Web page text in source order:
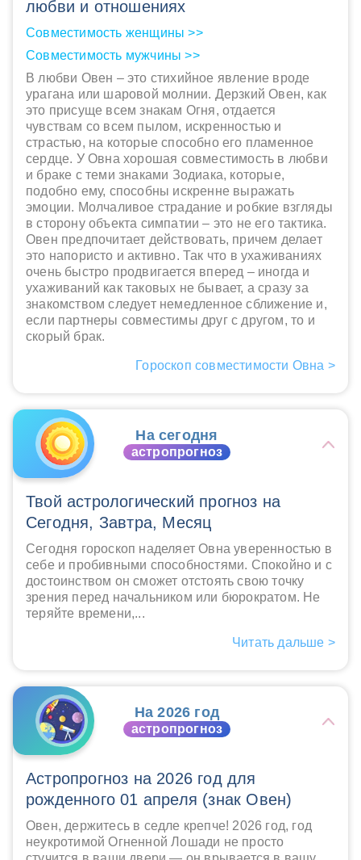
любви и отношениях
Совместимость женщины >>
Совместимость мужчины >>
В любви Овен – это стихийное явление вроде
урагана или шаровой молнии. Дерзкий Овен, как
это присуще всем знакам Огня, отдается
чувствам со всем пылом, искренностью и
страстью, на которые способно его пламенное
сердце. У Овна хорошая совместимость в любви
и браке с теми знаками Зодиака, которые,
подобно ему, способны искренне выражать
эмоции. Молчаливое страдание и робкие взгляды
в сторону объекта симпатии – это не его тактика.
Овен предпочитает действовать, причем делает
это напористо и активно. Так что в ухаживаниях
очень быстро продвигается вперед – иногда и
ухаживаний как таковых не бывает, а сразу за
знакомством следует немедленное сближение и,
если партнеры совместимы друг с другом, то и
скорый брак.
Гороскоп совместимости Овна >
На сегодня
астропрогноз
Твой астрологический прогноз на
Сегодня, Завтра, Месяц
Сегодня гороскоп наделяет Овна уверенностью в
себе и пробивными способностями. Спокойно и с
достоинством он сможет отстоять свою точку
зрения перед начальником или бюрократом. Не
теряйте времени,...
Читать дальше >
На 2026 год
астропрогноз
Астропрогноз на 2026 год для
рожденного 01 апреля (знак Овен)
Овен, держитесь в седле крепче! 2026 год, год
неукротимой Огненной Лошади не просто